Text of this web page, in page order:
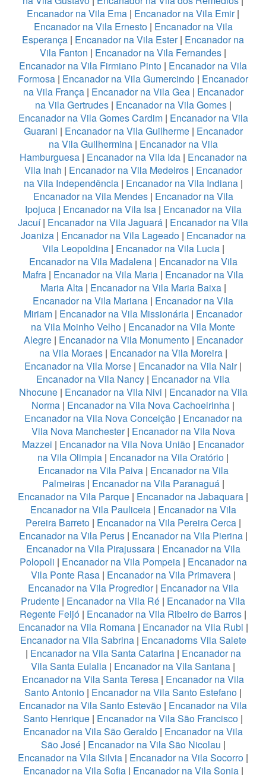
Encanador na Vila Ema | Encanador na Vila Emir|
Encanador na Vila Ernesto| Encanador na Vila
Esperança | Encanador na Vila Ester| Encanador na
Vila Fanton | Encanador na Vila Fernandes |
Encanador na Vila Firmiano Pinto | Encanador na Vila
Formosa | Encanador na Vila Gumercindo | Encanador
na Vila França| Encanador na Vila Gea| Encanador
na Vila Gertrudes| Encanador na Vila Gomes|
Encanador na Vila Gomes Cardim| Encanador na Vila
Guarani | Encanador na Vila Guilherme| Encanador
na Vila Guilhermina| Encanador na Vila
Hamburguesa| Encanador na Vila Ida| Encanador na
Vila Inah | Encanador na Vila Medeiros| Encanador
na Vila Independência| Encanador na Vila Indiana|
Encanador na Vila Mendes| Encanador na Vila
Ipojuca| Encanador na Vila Isa| Encanador na Vila
Jacuí| Encanador na Vila Jaguará | Encanador na Vila
Joaniza| Encanador na Vila Lageado| Encanador na
Vila Leopoldina| Encanador na Vila Lucia|
Encanador na Vila Madalena| Encanador na Vila
Mafra | Encanador na Vila Maria | Encanador na Vila
Maria Alta| Encanador na Vila Maria Baixa|
Encanador na Vila Mariana | Encanador na Vila
Miriam | Encanador na Vila Missionária | Encanador
na Vila Moinho Velho | Encanador na Vila Monte
Alegre| Encanador na Vila Monumento| Encanador
na Vila Moraes| Encanador na Vila Moreira|
Encanador na Vila Morse | Encanador na Vila Nair|
Encanador na Vila Nancy | Encanador na Vila
Nhocune| Encanador na Vila Nivi | Encanador na Vila
Norma | Encanador na Vila Nova Cachoeirinha |
Encanador na Vila Nova Conceição| Encanador na
Vila Nova Manchester| Encanador na Vila Nova
Mazzei | Encanador na Vila Nova União | Encanador
na Vila Olimpia | Encanador na Vila Oratório |
Encanador na Vila Paiva| Encanador na Vila
Palmeiras| Encanador na Vila Paranaguá|
Encanador na Vila Parque | Encanador na Jabaquara |
Encanador na Vila Pauliceia| Encanador na Vila
Pereira Barreto| Encanador na Vila Pereira Cerca|
Encanador na Vila Perus| Encanador na Vila Pierina|
Encanador na Vila Pirajussara| Encanador na Vila
Polopoli | Encanador na Vila Pompeia| Encanador na
Vila Ponte Rasa| Encanador na Vila Primavera|
Encanador na Vila Progredior| Encanador na Vila
Prudente | Encanador na Vila Ré | Encanador na Vila
Regente Feijó | Encanador na Vila Ribeiro de Barros |
Encanador na Vila Romana| Encanador na Vila Rubi |
Encanador na Vila Sabrina| Encanadorns Vila Salete
| Encanador na Vila Santa Catarina| Encanador na
Vila Santa Eulalia | Encanador na Vila Santana |
Encanador na Vila Santa Teresa | Encanador na Vila
Santo Antonio | Encanador na Vila Santo Estefano |
Encanador na Vila Santo Estevão | Encanador na Vila
Santo Henrique | Encanador na Vila São Francisco |
Encanador na Vila São Geraldo | Encanador na Vila
São José| Encanador na Vila São Nicolau |
Encanador na Vila Silvia | Encanador na Vila Socorro |
Encanador na Vila Sofia| Encanador na Vila Sonia|